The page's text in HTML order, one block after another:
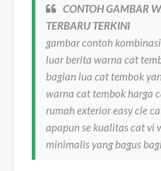
CONTOH GAMBAR
TERBARU TERKINI
gambar contoh
luar berita warna cat
bagian lua cat tembok
warna cat tembok harga
rumah exterior easy cle
apapun se kualitas cat vi
minimalis yang bagus